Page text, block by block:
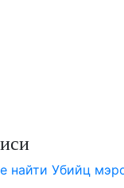
найти Убийц